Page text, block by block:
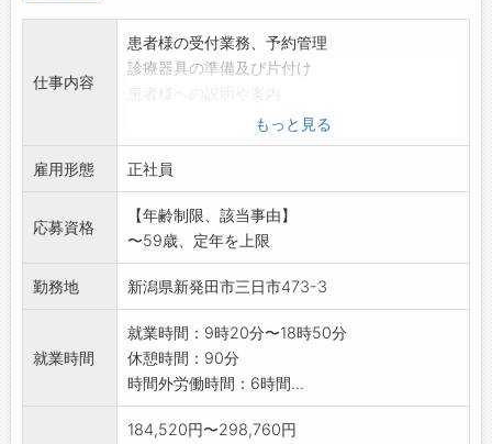
仕事内容
患者様の受付業務、予約管理
診療器具の準備及び片付け
治療時のサポート業務
医師や衛生士との連携によるスムーズな診療の
実施
「変更範囲:変更なし」
もっと見る
雇用形態 正社員
応募資格
【年齢制限、該当事由】
〜59歳、定年を上限
勤務地 新潟県新発田市三日市473-3
就業時間
就業時間：9時20分〜18時50分
休憩時間：90分
時間外労働時間：6時間...
184,520円〜298,760円